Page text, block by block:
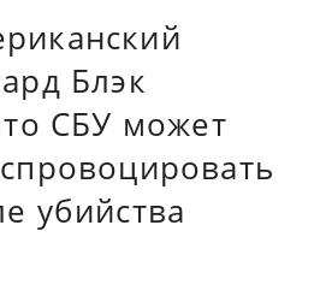
Блэк
СБУ может
убийства